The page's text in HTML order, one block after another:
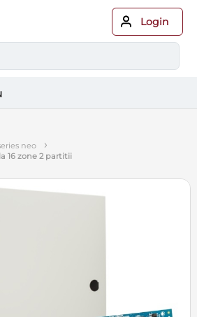
Login
neo ›
16 zone 2 partitii